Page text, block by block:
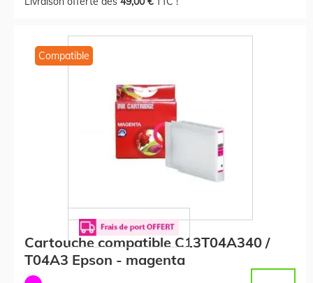
Compatible
Cartouche compatible C13T04A340 /
T04A3 Epson - magenta